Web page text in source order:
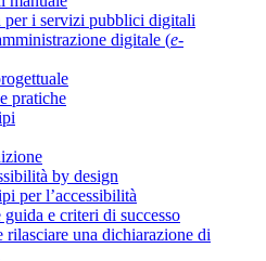
per i servizi pubblici digitali
digitale (e-
pratiche
by design
per l’accessibilità
e criteri di successo
rilasciare una dichiarazione di